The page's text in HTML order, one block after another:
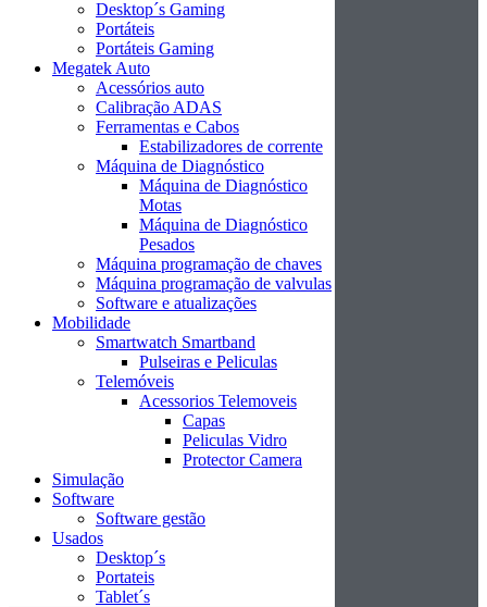
Desktop´s Gaming
Portáteis
Portáteis Gaming
Megatek Auto
Acessórios auto
Calibração ADAS
Ferramentas e Cabos
Estabilizadores de corrente
Máquina de Diagnóstico
Máquina de Diagnóstico
Motas
Máquina de Diagnóstico
Pesados
Máquina programação de chaves
Máquina programação de valvulas
Software e atualizações
Mobilidade
Smartwatch Smartband
Pulseiras e Peliculas
Telemóveis
Acessorios Telemoveis
Capas
Peliculas Vidro
Protector Camera
Simulação
Software
Software gestão
Usados
Desktop´s
Portateis
Tablet´s